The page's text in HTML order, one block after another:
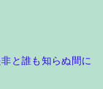
と誰も知らぬ間に